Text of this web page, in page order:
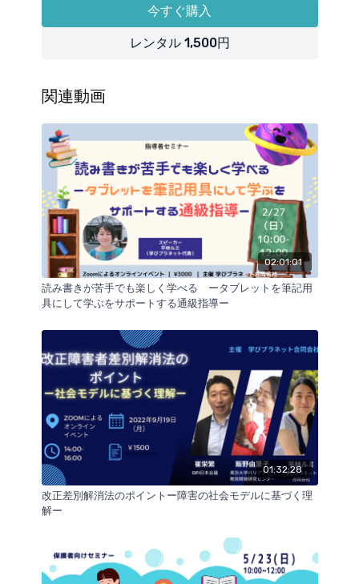
タブレットを使うことを念頭におき，小学校から中学
校に移行するときにどのような学習上の課題が出てく
るのかを考え，それに対応するWindowsタブレットの
セシビリティ機能が合わさることによって，子どもの
学びを大きく広げる力になります。
このセミナーがぴったりなのは，
・Windowsタブレットで読み書きを補って学ぶ方法に
興味のある方で
・関わる対象の子どもの学年が小学校5年生〜中学3年
生くらいの
・学校関係者の方で実際に学校で取り組みたい場合や
・Windowsタブレットが導入された学校に通う子ども
をサポートする言語聴覚士・心理士の方や保護者の方
この動画では，Windowsタブレットが有する読み書き
を補う機能を主軸として以下の内容が学べます
1.アプリを入れなくてもできる！Windows標準機能を使
う
・音声読み上げ（イマーシブリーダー）
・さまざまな入力方法（各種キーボード，音声入力）
・便利なメモ機能（Whiteboardに内蔵されるプリント
への書き込み，定規，罫線，背景の変更）
2. Microsft Officeで読み書きの苦手さを補う
・Wordで見やすい教材，読み上げられる教材を作る
・Microsoft Powerpointで子どもにあった漢字の宿題
を作る
・OneNoteでノートテイク
3.事例 読み書きが苦手なAさんと中学校が取り組んで
きた授業・テストでの合理的配慮の実例
今すぐ購入
レンタル 1,500円
関連動画
02:01:01
読み書きが苦手でも楽しく学べる ータブレットを筆記用
具にして学ぶをサポートする通級指導ー
01:32:28
改正差別解消法のポイントー障害の社会モデルに基づく理
解ー